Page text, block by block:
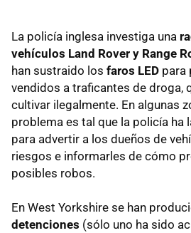
La policía inglesa investiga una
vehículos Land Rover y Range
han sustraido los faros LED para
vendidos a traficantes de droga,
cultivar ilegalmente. En algunas
problema es tal que la policía ha
para advertir a los dueños de
riesgos e informarles de cómo
posibles robos.
En West Yorkshire se han
detenciones (sólo uno ha sido